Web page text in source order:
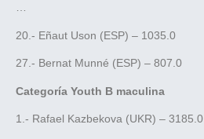
…
20.- Eñaut Uson (ESP) – 1035.0
27.- Bernat Munné (ESP) – 807.0
Categoría Youth B maculina
1.- Rafael Kazbekova (UKR) – 3185.0